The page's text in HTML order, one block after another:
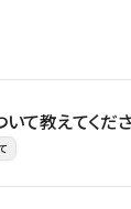
ごとに異なります
ントを活用して更
にくい状態で運用
て教えてくださ